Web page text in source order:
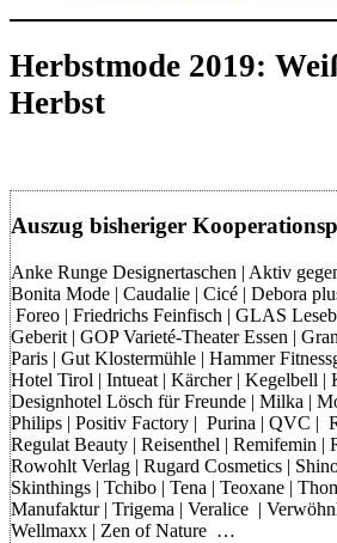
Herbstmode 2019:
Herbst
Auszug bisheriger
Anke Runge Designertaschen | Aktiv
Bonita Mode | Caudalie | Cicé | Debora
Foreo | Friedrichs Feinfisch | GLAS
Geberit | GOP Varieté-Theater Essen |
Paris | Gut Klostermühle | Hammer
Hotel Tirol | Intueat | Kärcher | Kegelbell |
Designhotel Lösch für Freunde | Milka |
Philips | Positiv Factory | Purina | QVC |
Regulat Beauty | Reisenthel | Remifemin |
Rowohlt Verlag | Rugard Cosmetics |
Skinthings | Tchibo | Tena | Teoxane |
Manufaktur | Trigema | Veralice |
Wellmaxx | Zen of Nature …